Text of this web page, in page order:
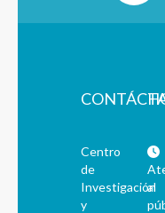
Centro
de
Investigación
y
al